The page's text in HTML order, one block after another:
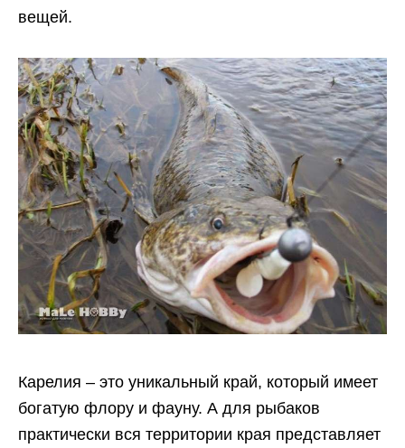
вещей.
Карелия – это уникальный край, который имеет
богатую флору и фауну. А для рыбаков
практически вся территории края представляет